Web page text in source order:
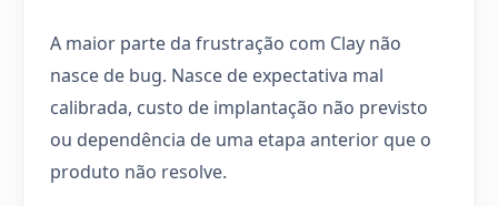
A maior parte da frustração com Clay não
nasce de bug. Nasce de expectativa mal
calibrada, custo de implantação não previsto
ou dependência de uma etapa anterior que o
produto não resolve.